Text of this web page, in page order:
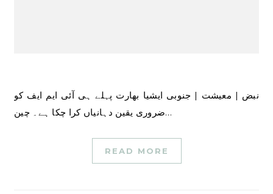
نبض | معیشت | جنوبی ایشیا بھارت پہلے ہی آئی ایم ایف کو
ضروری یقین دہانیاں کرا چکا ہے۔ چین…
READ MORE